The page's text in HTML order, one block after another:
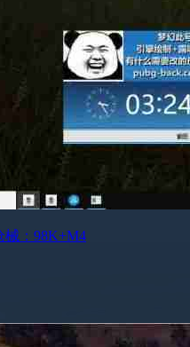
械：98K+M4